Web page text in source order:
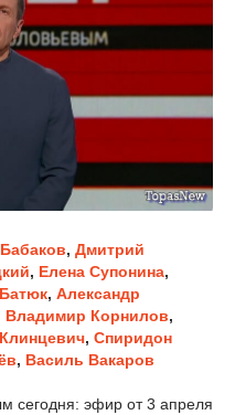
, Дмитрий
, Елена Супонина,
, Александр
Владимир Корнилов,
, Спиридон
, Василь Вакаров
сегодня: эфир от 3 апреля